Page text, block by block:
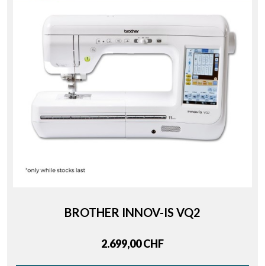
BROTHER INNOV-IS VQ2
Price
2.699,00 CHF